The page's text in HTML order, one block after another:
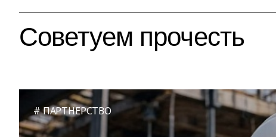
Советуем прочесть
ПАРТНЕРСТВО